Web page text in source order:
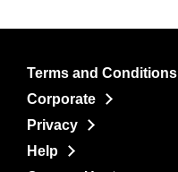
Terms and Conditions
Corporate
Privacy
Help